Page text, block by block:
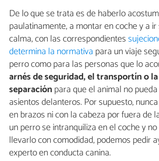
De lo que se trata es de haberlo
paulatinamente, a montar en coche y a
calma, con las correspondientes
determina la normativa para un viaje
perro como para las personas que lo
arnés de seguridad, el transportín o
separaciónpara que el animal no
asientos delanteros. Por supuesto,
en brazos ni con la cabeza por fuera de
un perro se intranquiliza en el coche y
llevarlo con comodidad, podemos pedir
experto en conducta canina.